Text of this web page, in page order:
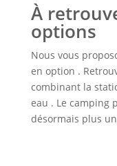
À
options
Nous vous
en option .
combinant la
eau . Le camping
désormais plus